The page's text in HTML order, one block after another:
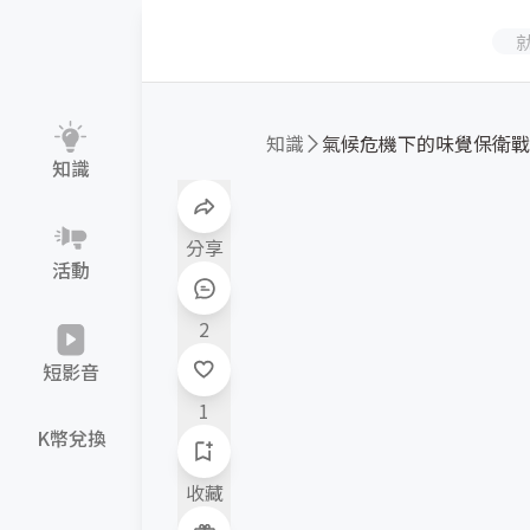
知識
活動
短影音
K幣兌換
分享
2
1
收藏
知識